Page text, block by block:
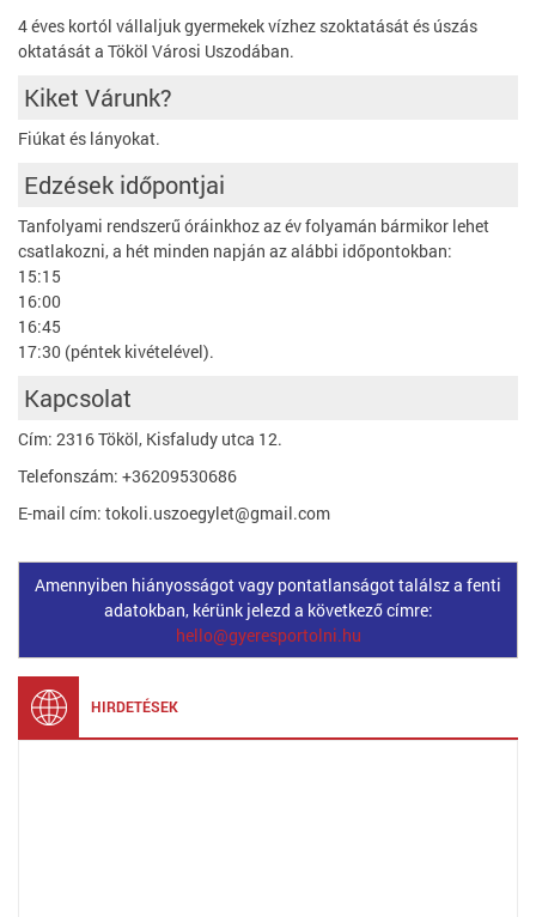
4 éves kortól vállaljuk gyermekek vízhez szoktatását és úszás
oktatását a Tököl Városi Uszodában.
Kiket Várunk?
Fiúkat és lányokat.
Edzések időpontjai
Tanfolyami rendszerű óráinkhoz az év folyamán bármikor lehet
csatlakozni, a hét minden napján az alábbi időpontokban:
15:15
16:00
16:45
17:30 (péntek kivételével).
Kapcsolat
Cím: 2316 Tököl, Kisfaludy utca 12.
Telefonszám: +36209530686
E-mail cím: tokoli.uszoegylet@gmail.com
Amennyiben hiányosságot vagy pontatlanságot találsz a fenti
adatokban, kérünk jelezd a következő címre:
hello@gyeresportolni.hu
HIRDETÉSEK